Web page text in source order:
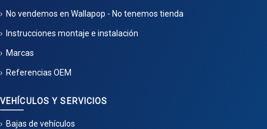
No vendemos en Wallapop - No tenemos tienda
Instrucciones montaje e instalación
Marcas
Referencias OEM
VEHÍCULOS Y SERVICIOS
Bajas de vehículos